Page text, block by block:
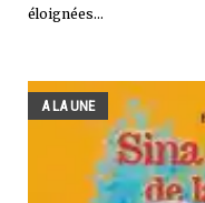
éloignées...
A LA UNE